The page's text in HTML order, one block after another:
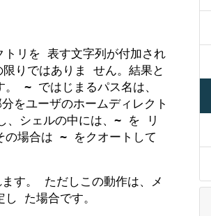
リを 表す文字列が付加され
りではありま せん。結果と
。 ~ ではじまるパス名は、
をユーザのホームディレクト
、シェルの中には、~ を リ
の場合は ~ をクオートして
す。 ただしこの動作は、メ
た場合です。